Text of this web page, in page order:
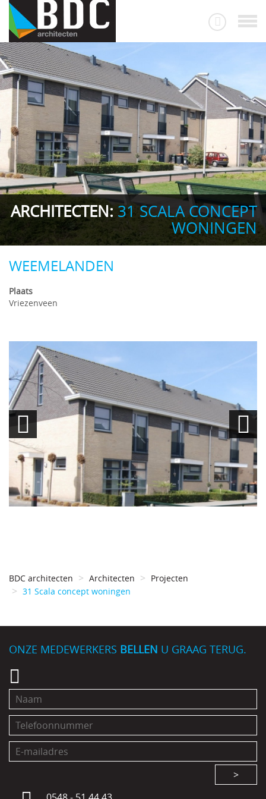
ARCHITECTEN: 31 SCALA CONCEPT
WONINGEN
WEEMELANDEN
Plaats
Vriezenveen
BDC architecten Architecten
Projecten
31 Scala concept woningen
ONZE MEDEWERKERS BELLEN U GRAAG TERUG.
>